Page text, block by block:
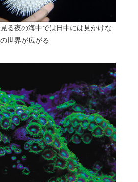
る夜の海中では日中には見かけな
世界が広がる